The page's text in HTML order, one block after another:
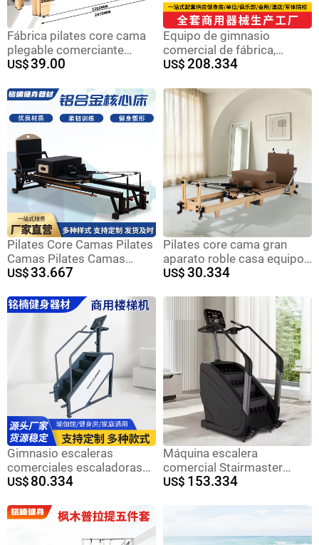
Fábrica pilates core cama
plegable comerciante
hogar madera sólida
de yoga
US$39.00
Equipo de gimnasio
comercial de fábrica,
conjunto completo de
profesional, equipo
deportivo para interiores
para empresas y hoteles.
US$ 208.334
Pilates Core Camas Pilates
Camas Pilates Camas
Pilates Camas Pilates
US$33.667
Pilates core cama gran
aparato roble casa equipos
de fitness pilates cama de
cama de yoga
US$ 30.334
Gimnasio escaleras
comerciales escaladoras
escaladoras entrenadores
fitness escalar caminando
escaladoras
US$ 80.334
Máquina escalera
comercial Stairmaster
gimnasio aeróbico
escalera
US$ 153.334